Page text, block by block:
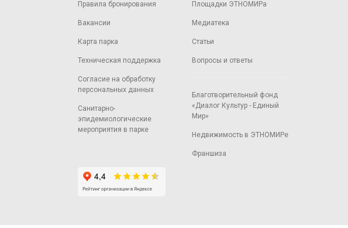
Правила бронирования
Вакансии
Карта парка
Техническая поддержка
Согласие на обработку
персональных данных
Санитарно-
эпидемиологические
мероприятия в парке
Площадки ЭТНОМИРа
Медиатека
Статьи
Вопросы и ответы
Благотворительный фонд
«Диалог Культур - Единый
Мир»
Недвижимость в ЭТНОМИРе
Франшиза